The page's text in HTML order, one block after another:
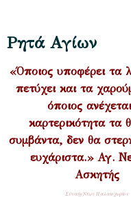
Ρητά Αγίων
«Όποιος υποφέρει τα
πετύχει και τα
όποιος
καρτερικότητα τα
συμβάντα, δεν θα
ευχάριστα.» Αγ.
Ασκητής
Σύναξη Νέων Παλαιοχωρίου